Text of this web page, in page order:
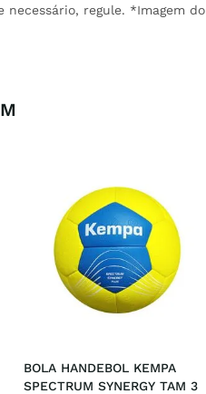
regule. *Imagem
BOLA HANDEBOL KEMPA
SPECTRUM SYNERGY TAM 3